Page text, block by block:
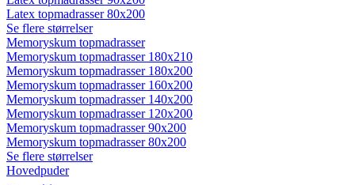
Latex topmadrasser 80x200
Se flere størrelser
Memoryskum topmadrasser
Memoryskum topmadrasser 180x210
Memoryskum topmadrasser 180x200
Memoryskum topmadrasser 160x200
Memoryskum topmadrasser 140x200
Memoryskum topmadrasser 120x200
Memoryskum topmadrasser 90x200
Memoryskum topmadrasser 80x200
Se flere størrelser
Hovedpuder